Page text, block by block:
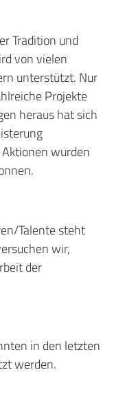
Tradition und
von vielen
unterstützt. Nur
Projekte
heraus hat sich
wurden
Talente steht
wir,
der
in den letzten
werden.